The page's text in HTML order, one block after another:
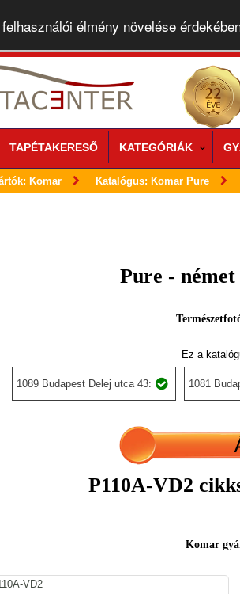
élmény növelése
TAPÉTAKERESŐ KATEGÓRIÁK
Komar Katalógus: Komar Pure
Pure -
Ez a
1089 Budapest Delej utca 43: 1081
P110A-VD2
Komar
VD2